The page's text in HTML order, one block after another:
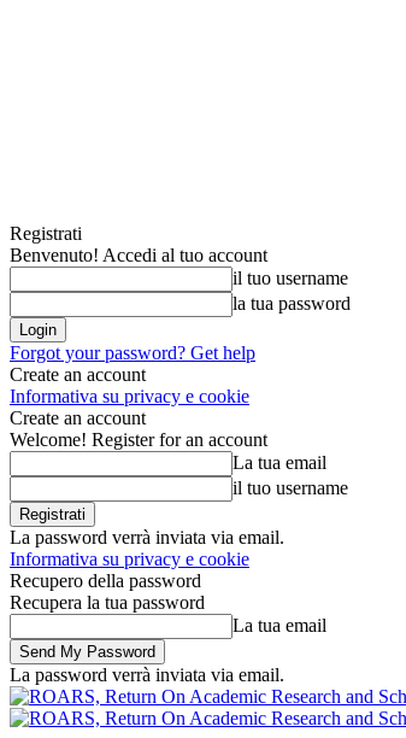
Registrati
Benvenuto! Accedi al tuo account
il tuo username
la tua password
Forgot your password? Get help
Create an account
Informativa su privacy e cookie
Create an account
Welcome! Register for an account
La tua email
il tuo username
La password verrà inviata via email.
Informativa su privacy e cookie
Recupero della password
Recupera la tua password
La tua email
La password verrà inviata via email.